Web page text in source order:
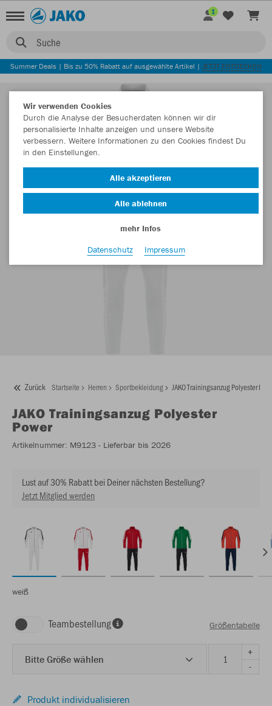
Suche
1
Summer Deals | Bis zu 50% Rabatt auf ausgewählte Artikel | JETZT ENTDECKEN
Zurück Startseite Herren Sportbekleidung JAKO Trainingsanzug Polyester
JAKO Trainingsanzug Polyester
Power
Artikelnummer: M9123 - Lieferbar bis 2026
Lust auf 30% Rabatt bei Deiner nächsten Bestellung?
Jetzt Mitglied werden
weiß
Teambestellung Größentabelle
Bitte Größe wählen
+
-
Produkt individualisieren
Wir verwenden Cookies
Durch die Analyse der Besucherdaten können wir dir
personalisierte Inhalte anzeigen und unsere Website
verbessern. Weitere Informationen zu den Cookies findest Du
in den Einstellungen.
Alle akzeptieren
Alle ablehnen
mehr Infos
Datenschutz
Impressum